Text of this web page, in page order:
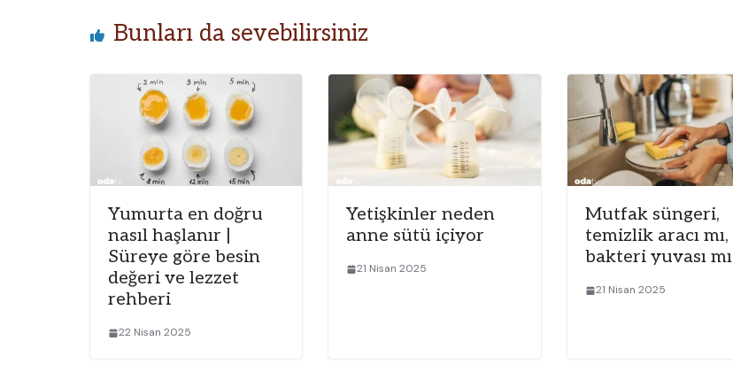
Bunları da sevebilirsiniz
Yumurta en doğru
nasıl haşlanır |
Süreye göre besin
değeri ve lezzet
rehberi
22 Nisan 2025
Yetişkinler neden
anne sütü içiyor
21 Nisan 2025
Mutfak süngeri,
temizlik aracı mı,
bakteri yuvası mı
21 Nisan 2025